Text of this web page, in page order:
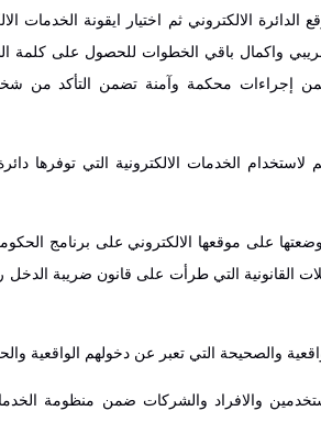
الالكتروني ثم ‏اختيار ايقونة الخدمات
واكمال باقي ‏الخطوات للحصول على ‏كلمة
وضمن إجراءات محكمة وآمنة تضمن التأكد
‏الخدمات ‏الالكترونية التي توفرها
الدائرة بتحديث اقرارات ضريبة الدخل الخاصة بالسنة المالية 2020 ‏ووضعتها على ‏موقعها
‏والصحيحة ‏التي ‏تعبر عن ‏دخولهم الواقعية
‏والافراد ‏والشركات ضمن منظومة الخدمات